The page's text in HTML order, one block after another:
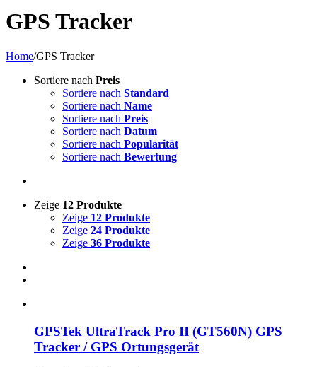
GPS Tracker
Home/GPS Tracker
Sortiere nach Preis
Sortiere nach Standard
Sortiere nach Name
Sortiere nach Preis
Sortiere nach Datum
Sortiere nach Popularität
Sortiere nach Bewertung
Zeige 12 Produkte
Zeige 12 Produkte
Zeige 24 Produkte
Zeige 36 Produkte
GPSTek UltraTrack Pro II (GT560N) GPS
Tracker / GPS Ortungsgerät